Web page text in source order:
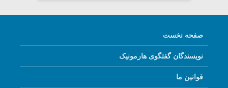
صفحه نخست
نویسندگان گفتگوی هارمونیک
قوانین ما